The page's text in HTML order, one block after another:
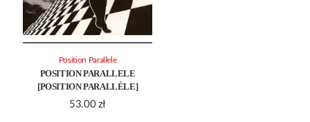
POSITION PARALLELE
[POSITION PARALLÈLE]
53.00 zł
Position Parallele